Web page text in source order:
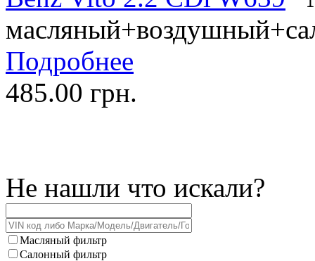
Подробнее
485.00 грн.
Не нашли что искали?
Масляный фильтр
Салонный фильтр